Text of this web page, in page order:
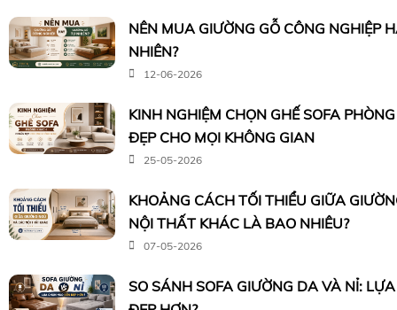
NÊN MUA GIƯỜNG GỖ CÔNG NGHIỆP
NHIÊN?
12-06-2026
KINH NGHIỆM CHỌN GHẾ SOFA
ĐẸP CHO MỌI KHÔNG GIAN
25-05-2026
KHOẢNG CÁCH TỐI THIỂU GIỮA
NỘI THẤT KHÁC LÀ BAO NHIÊU?
07-05-2026
SO SÁNH SOFA GIƯỜNG DA VÀ NỈ: